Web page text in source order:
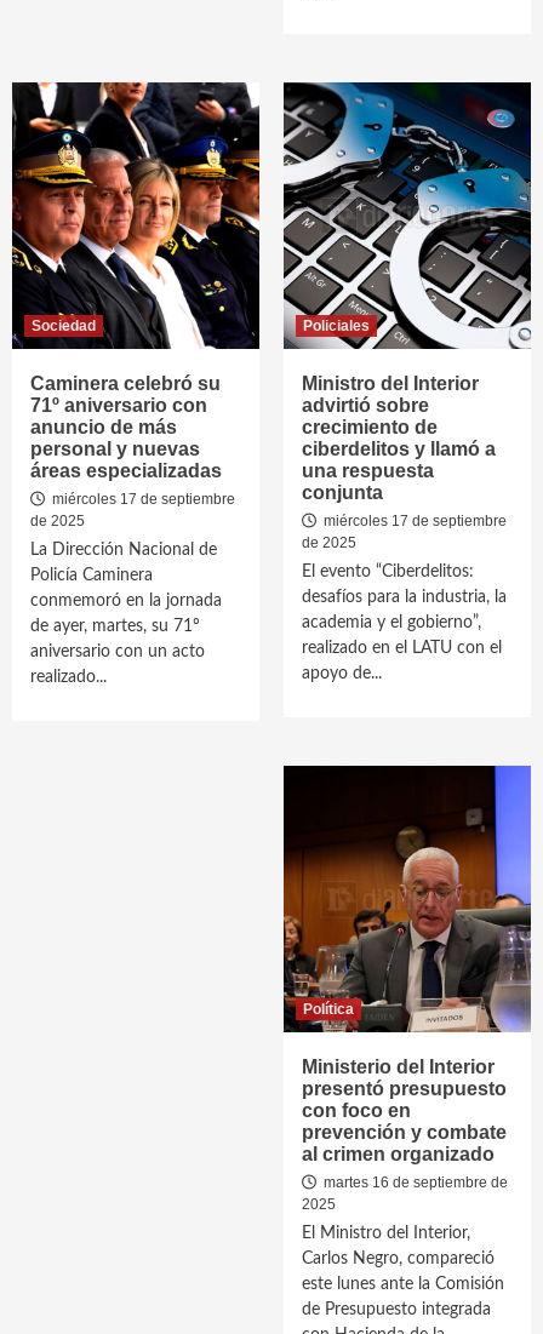
Sociedad
Caminera celebró su
71º aniversario con
anuncio de más
personal y nuevas
áreas especializadas
miércoles 17 de septiembre
de 2025
La Dirección Nacional de
Policía Caminera
conmemoró en la jornada
de ayer, martes, su 71º
aniversario con un acto
realizado...
Policiales
Ministro del Interior
advirtió sobre
crecimiento de
ciberdelitos y llamó a
una respuesta
conjunta
miércoles 17 de septiembre
de 2025
El evento “Ciberdelitos:
desafíos para la industria, la
academia y el gobierno”,
realizado en el LATU con el
apoyo de...
Política
Ministerio del Interior
presentó presupuesto
con foco en
prevención y combate
al crimen organizado
martes 16 de septiembre de
2025
El Ministro del Interior,
Carlos Negro, compareció
este lunes ante la Comisión
de Presupuesto integrada